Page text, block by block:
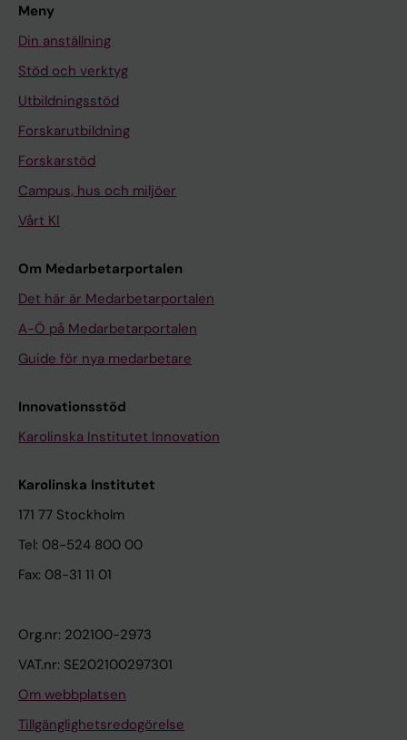
Meny
Din anställning
Stöd och verktyg
Utbildningsstöd
Forskarutbildning
Forskarstöd
Campus, hus och miljöer
Vårt KI
Om Medarbetarportalen
Det här är Medarbetarportalen
A-Ö på Medarbetarportalen
Guide för nya medarbetare
Innovationsstöd
Karolinska Institutet Innovation
Karolinska Institutet
171 77 Stockholm
Tel: 08-524 800 00
Fax: 08-31 11 01
Org.nr: 202100-2973
VAT.nr: SE202100297301
Om webbplatsen
Tillgänglighetsredogörelse